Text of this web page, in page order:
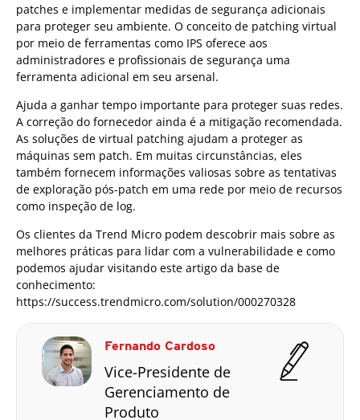
patches e implementar medidas de segurança adicionais
para proteger seu ambiente. O conceito de patching virtual
por meio de ferramentas como IPS oferece aos
administradores e profissionais de segurança uma
ferramenta adicional em seu arsenal.
Ajuda a ganhar tempo importante para proteger suas redes.
A correção do fornecedor ainda é a mitigação recomendada.
As soluções de virtual patching ajudam a proteger as
máquinas sem patch. Em muitas circunstâncias, eles
também fornecem informações valiosas sobre as tentativas
de exploração pós-patch em uma rede por meio de recursos
como inspeção de log.
Os clientes da Trend Micro podem descobrir mais sobre as
melhores práticas para lidar com a vulnerabilidade e como
podemos ajudar visitando este artigo da base de
conhecimento:
https://success.trendmicro.com/solution/000270328
Fernando Cardoso
Vice-Presidente de
Gerenciamento de
Produto